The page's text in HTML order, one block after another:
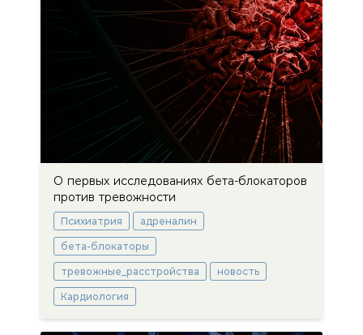
О первых исследованиях бета-блокаторов
против тревожности
Психиатрия адреналин
бета-блокаторы
тревожные_расстройства новость
Кардиология